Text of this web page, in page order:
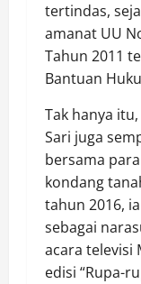
tertindas,
amanat UU
Tahun 2011
Bantuan
Tak hanya
Sari juga
bersama
kondang
tahun 2016,
sebagai
acara televisi
edisi “Rupa-